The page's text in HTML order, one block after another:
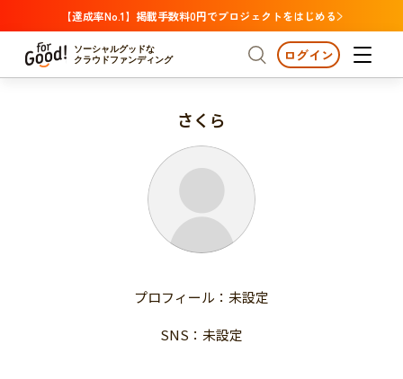
【達成率No.1】掲載手数料0円でプロジェクトをはじめる
ソーシャルグッドな
クラウドファンディング
プロジェクトからさがす 注目
支援金額が多い
支援人数が多い
終了日が近い
国際協力
子ども・教育
支援金額が多い
終了日が近い
カテゴリーからさがす
医療・福祉
子ども・教育
人権・マイノリティ
ログイン
さくら
プロフィール：未設定
SNS：未設定